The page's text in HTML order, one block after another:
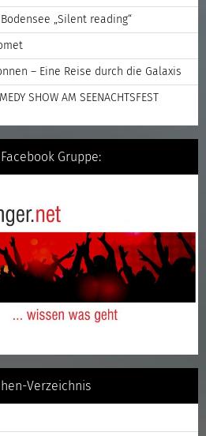
„Silent reading“
– Eine Reise durch die Galaxis
SHOW AM SEENACHTSFEST
Gruppe:
Verzeichnis